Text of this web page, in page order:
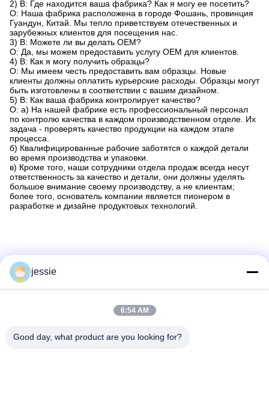
2) В: Где находится ваша фабрика? Как я могу ее посетить?
О: Наша фабрика расположена в городе Фошань, провинция
Гуандун, Китай. Мы тепло приветствуем отечественных и
зарубежных клиентов для посещения нас.
3) В: Можете ли вы делать OEM?
О: Да, мы можем предоставить услугу OEM для клиентов.
4) В: Как я могу получить образцы?
О: Мы имеем честь предоставить вам образцы. Новые
клиенты должны оплатить курьерские расходы. Образцы могут
быть изготовлены в соответствии с вашим дизайном.
5) В: Как ваша фабрика контролирует качество?
О: а) На нашей фабрике есть профессиональный персонал
по контролю качества в каждом производственном отделе. Их
задача - проверять качество продукции на каждом этапе
процесса.
б) Квалифицированные рабочие заботятся о каждой детали
во время производства и упаковки.
в) Кроме того, наши сотрудники отдела продаж всегда несут
ответственность за качество и детали, они должны уделять
большое внимание своему производству, а не клиентам;
более того, основатель компании является пионером в
разработке и дизайне продуктовых технологий.
jessie
6:54 AM
Good day, what product are you looking for?